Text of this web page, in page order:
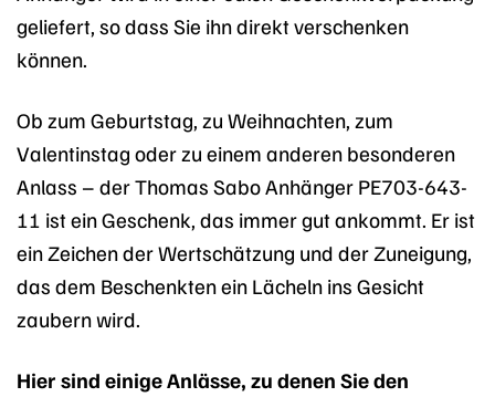
geliefert, so dass Sie ihn direkt verschenken
können.
Ob zum Geburtstag, zu Weihnachten, zum
Valentinstag oder zu einem anderen besonderen
Anlass – der Thomas Sabo Anhänger PE703-643-
11 ist ein Geschenk, das immer gut ankommt. Er ist
ein Zeichen der Wertschätzung und der Zuneigung,
das dem Beschenkten ein Lächeln ins Gesicht
zaubern wird.
Hier sind einige Anlässe, zu denen Sie den